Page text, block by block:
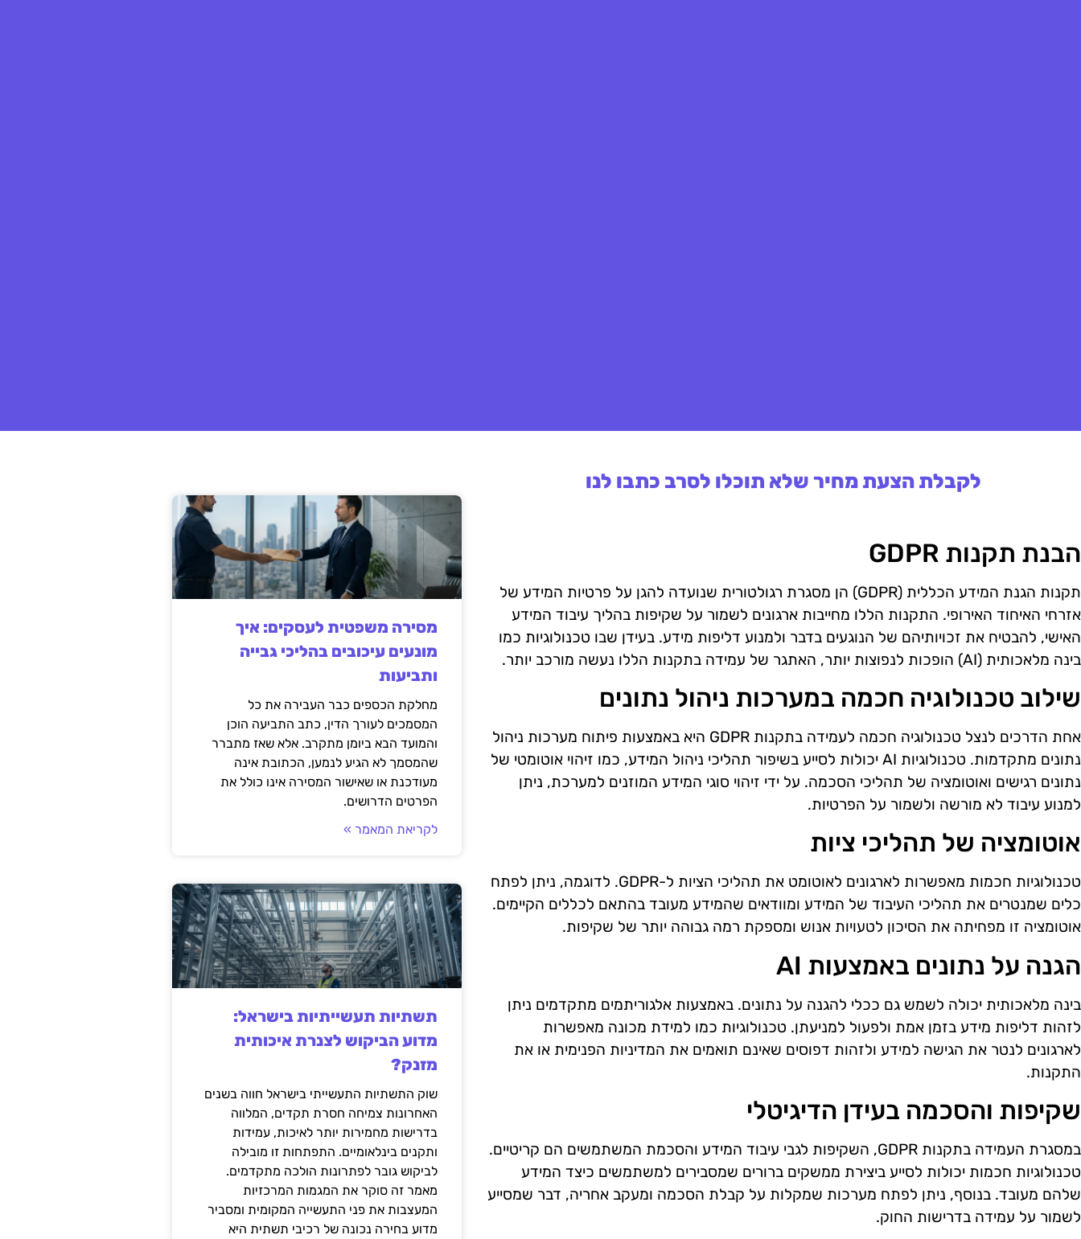
לקבלת הצעת מחיר שלא תוכלו לסרב כתבו לנו
הבנת תקנות GDPR
תקנות הגנת המידע הכללית (GDPR) הן מסגרת רגולטורית שנועדה להגן על פרטיות המידע של
אזרחי האיחוד האירופי. התקנות הללו מחייבות ארגונים לשמור על שקיפות בהליך עיבוד המידע
האישי, להבטיח את זכויותיהם של הנוגעים בדבר ולמנוע דליפות מידע. בעידן שבו טכנולוגיות כמו
בינה מלאכותית (AI) הופכות לנפוצות יותר, האתגר של עמידה בתקנות הללו נעשה מורכב יותר.
שילוב טכנולוגיה חכמה במערכות ניהול נתונים
אחת הדרכים לנצל טכנולוגיה חכמה לעמידה בתקנות GDPR היא באמצעות פיתוח מערכות ניהול
נתונים מתקדמות. טכנולוגיות AI יכולות לסייע בשיפור תהליכי ניהול המידע, כמו זיהוי אוטומטי של
נתונים רגישים ואוטומציה של תהליכי הסכמה. על ידי זיהוי סוגי המידע המוזנים למערכת, ניתן
למנוע עיבוד לא מורשה ולשמור על הפרטיות.
אוטומציה של תהליכי ציות
טכנולוגיות חכמות מאפשרות לארגונים לאוטומט את תהליכי הציות ל-GDPR. לדוגמה, ניתן לפתח
כלים שמנטרים את תהליכי העיבוד של המידע ומוודאים שהמידע מעובד בהתאם לכללים הקיימים.
אוטומציה זו מפחיתה את הסיכון לטעויות אנוש ומספקת רמה גבוהה יותר של שקיפות.
הגנה על נתונים באמצעות AI
בינה מלאכותית יכולה לשמש גם ככלי להגנה על נתונים. באמצעות אלגוריתמים מתקדמים ניתן
לזהות דליפות מידע בזמן אמת ולפעול למניעתן. טכנולוגיות כמו למידת מכונה מאפשרות
לארגונים לנטר את הגישה למידע ולזהות דפוסים שאינם תואמים את המדיניות הפנימית או את
התקנות.
שקיפות והסכמה בעידן הדיגיטלי
במסגרת העמידה בתקנות GDPR, השקיפות לגבי עיבוד המידע והסכמת המשתמשים הם קריטיים.
טכנולוגיות חכמות יכולות לסייע ביצירת ממשקים ברורים שמסבירים למשתמשים כיצד המידע
שלהם מעובד. בנוסף, ניתן לפתח מערכות שמקלות על קבלת הסכמה ומעקב אחריה, דבר שמסייע
לשמור על עמידה בדרישות החוק.
מסירה משפטית לעסקים: איך
מונעים עיכובים בהליכי גבייה
ותביעות
מחלקת הכספים כבר העבירה את כל
המסמכים לעורך הדין, כתב התביעה הוכן
והמועד הבא ביומן מתקרב. אלא שאז מתברר
שהמסמך לא הגיע לנמען, הכתובת אינה
מעודכנת או שאישור המסירה אינו כולל את
הפרטים הדרושים.
לקריאת המאמר »
תשתיות תעשייתיות בישראל:
מדוע הביקוש לצנרת איכותית
מזנק?
שוק התשתיות התעשייתי בישראל חווה בשנים
האחרונות צמיחה חסרת תקדים, המלווה
בדרישות מחמירות יותר לאיכות, עמידות
ותקנים בינלאומיים. התפתחות זו מובילה
לביקוש גובר לפתרונות הולכה מתקדמים.
מאמר זה סוקר את המגמות המרכזיות
המעצבות את פני התעשייה המקומית ומסביר
מדוע בחירה נכונה של רכיבי תשתית היא